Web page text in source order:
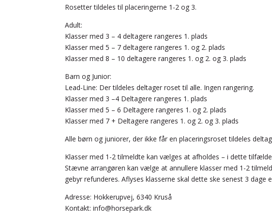
Rosetter tildeles til placeringerne 1-2 og 3.
Adult:
Klasser med 3 – 4 deltagere rangeres 1. plads
Klasser med 5 – 7 deltagere rangeres 1. og 2. plads
Klasser med 8 – 10 deltagere rangeres 1. og 2. og 3. plads
Barn og Junior:
Lead-Line: Der tildeles deltager roset til alle. Ingen rangering.
Klasser med 3 –4 Deltagere rangeres 1. plads
Klasser med 5 – 6 Deltagere rangeres 1. og 2. plads
Klasser med 7 + Deltagere rangeres 1. og 2. og 3. plads
Alle børn og juniorer, der ikke får en placeringsroset tildeles
Klasser med 1-2 tilmeldte kan vælges at afholdes – i dette
Stævne arrangøren kan vælge at annullere klasser med 1-2
gebyr refunderes. Aflyses klasserne skal dette ske senest 3 dage
Adresse: Hokkerupvej, 6340 Kruså
Kontakt: info@horsepark.dk